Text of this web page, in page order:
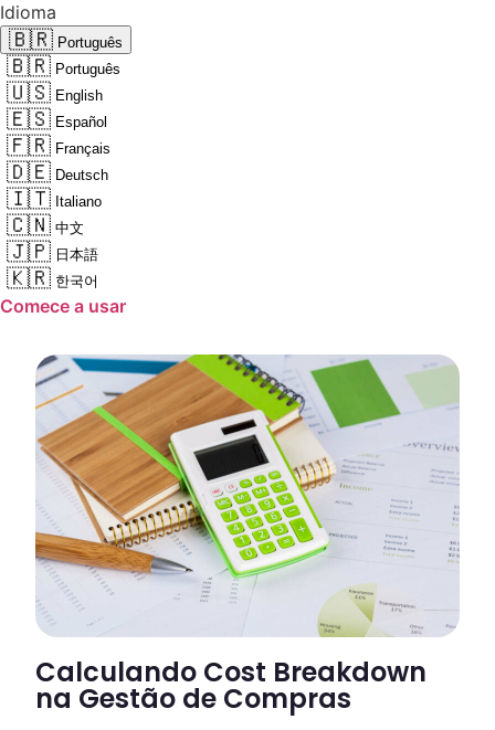
Idioma
🇧🇷 Português
🇧🇷 Português
🇺🇸 English
🇪🇸 Español
🇫🇷 Français
🇩🇪 Deutsch
🇮🇹 Italiano
🇨🇳 中文
🇯🇵 日本語
🇰🇷 한국어
Comece a usar
Calculando Cost Breakdown
na Gestão de Compras